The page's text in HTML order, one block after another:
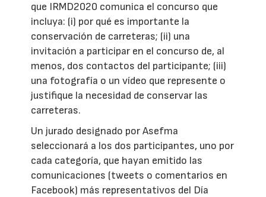
que IRMD2020 comunica el concurso que
incluya: (i) por qué es importante la
conservación de carreteras; (ii) una
invitación a participar en el concurso de, al
menos, dos contactos del participante; (iii)
una fotografía o un vídeo que represente o
justifique la necesidad de conservar las
carreteras.
Un jurado designado por Asefma
seleccionará a los dos participantes, uno por
cada categoría, que hayan emitido las
comunicaciones (tweets o comentarios en
Facebook) más representativos del Día